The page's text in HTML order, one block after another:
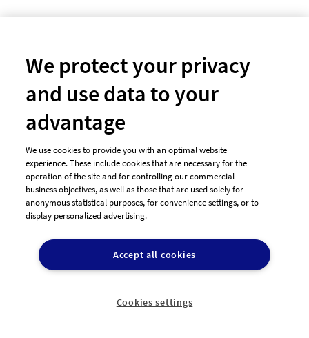
designenlassen.de ist eine einfache, schnelle und risikolose
Alternative um ein professionelles Design zu einem
bezahlbaren Preis zu bekommen.
Jetzt Design erstellen
We protect your privacy
and use data to your
advantage
We use cookies to provide you with an optimal website
experience. These include cookies that are necessary for the
operation of the site and for controlling our commercial
business objectives, as well as those that are used solely for
anonymous statistical purposes, for convenience settings, or to
display personalized advertising.
Accept all cookies
Cookies settings